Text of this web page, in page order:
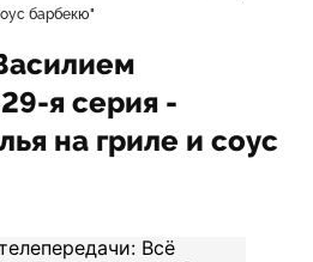
барбекю"
я серия -
на гриле и соус